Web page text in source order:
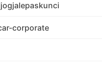
corporate